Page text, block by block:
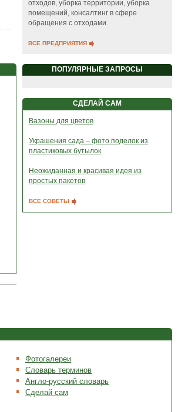
отходов, уборка территории, уборка
помещений, консалтинг в сфере
обращения с отходами.
ВСЕ ПРЕДПРИЯТИЯ
ПОПУЛЯРНЫЕ ЗАПРОСЫ
СДЕЛАЙ САМ
Вазоны для цветов
Украшения сада – фото поделок из
пластиковых бутылок
Неожиданная и красивая идея из
простых пакетов
ВСЕ СОВЕТЫ
Фотогалереи
Словарь терминов
Англо-русский словарь
Сделай сам